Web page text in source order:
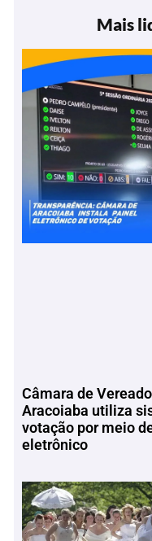
Mais
Câmara de
Aracoiaba utiliza
votação por meio
eletrônico